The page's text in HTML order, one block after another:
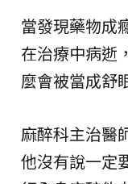
當發現藥物成
在治療中病逝
麼會被當成舒
麻醉科主治醫
他沒有說一定